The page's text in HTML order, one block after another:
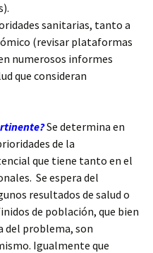
sanitarias, tanto a
(revisar plataformas
numerosos informes
que consideran
Se determina en
de la
que tiene tanto en el
Se espera del
resultados de salud o
de población, que bien
del problema, son
Igualmente que